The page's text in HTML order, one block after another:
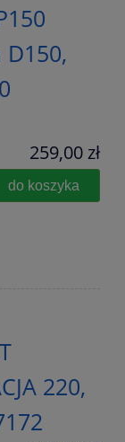
259,00 zł
do koszyka
220,